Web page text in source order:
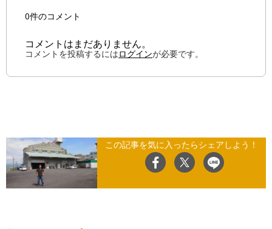
0件のコメント
コメントはまだありません。
コメントを投稿するにはログインが必要です。
この記事を気に入ったらシェアしよう！